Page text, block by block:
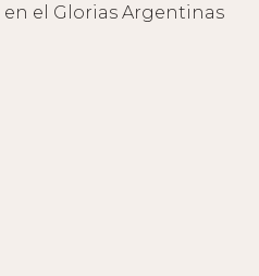
en el Glorias Argentinas